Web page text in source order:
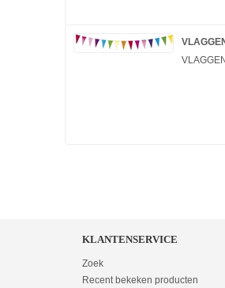
KLANTENSERVICE
Zoek
Recent bekeken producten